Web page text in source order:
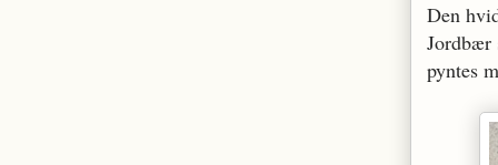
Den
Jordbær
pyntes